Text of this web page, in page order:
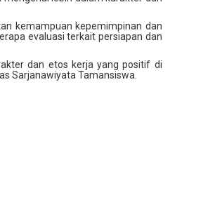
kemampuan kepemimpinan dan
evaluasi terkait persiapan dan
dan etos kerja yang positif di
Sarjanawiyata Tamansiswa.